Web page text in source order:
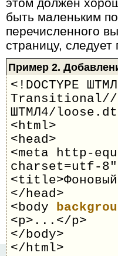
этом должен
быть маленьким
перечисленного
страницу,
Пример 2.
<!DOCTYPE
Transitional//
ШТМЛ4/
<html>
<head>
<meta http-
charset=utf-
</head>
<body
<p>...</p>
</body>
</html>